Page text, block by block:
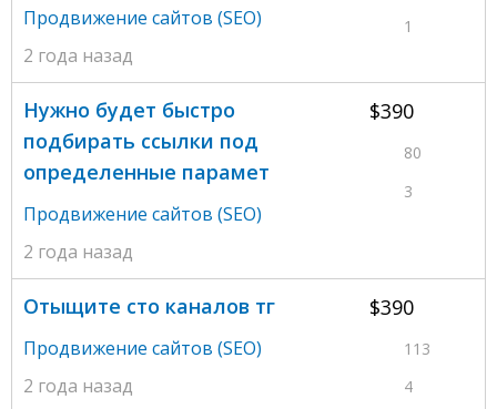
1
Продвижение сайтов (SEO)
2 года назад
$390
80
3
Нужно будет быстро
подбирать ссылки под
определенные парамет
Продвижение сайтов (SEO)
2 года назад
$390
113
4
Отыщите сто каналов тг
Продвижение сайтов (SEO)
2 года назад